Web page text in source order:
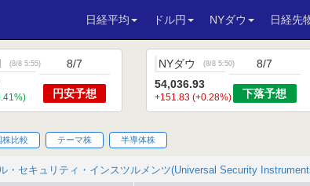
日経平均 ドル円 NYダウ 日経先
(8/8 5:55) 8/7
円安予想
NYダウ (8/8 5:50)
54,036.93
+151.83 (+0.28%)
8/7
下落予想
株比較 テーマ株 半導体株
・セキュリティ・インスツルメンツ(Universal Security